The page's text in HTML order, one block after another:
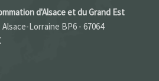
d'Alsace et du Grand Est
Lorraine BP6 - 67064